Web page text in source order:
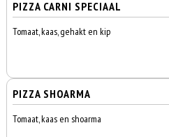
PIZZA CARNI SPECIAAL
Tomaat, kaas, gehakt en kip
PIZZA SHOARMA
Tomaat, kaas en shoarma